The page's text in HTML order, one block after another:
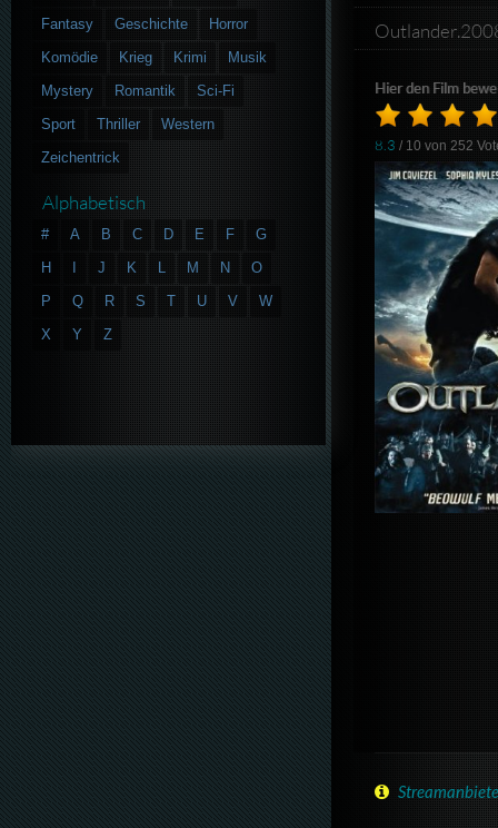
Hier den Film
8.3 / 10 von252
Fantasy
Geschichte
Horror
Komödie
Krieg Krimi
Musik
Mystery
Romantik
Sci-Fi
Sport
Thriller
Western
Zeichentrick
Alphabetisch
# A B C D E F
G
H
J K L M N
O
P
Q R S T U V
W
X
Y Z